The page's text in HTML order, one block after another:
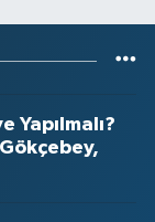
Yapılmalı?